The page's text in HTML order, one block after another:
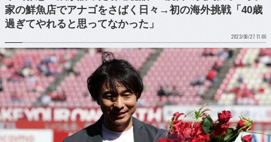
家の鮮魚店でアナゴをさばく日々→初の海外挑戦「40歳
過ぎてやれると思ってなかった」
2023/08/27 11:06